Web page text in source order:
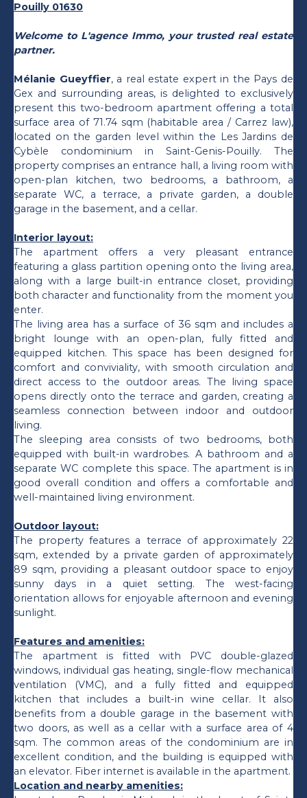
Pouilly 01630
Welcome to L'agence Immo, your trusted real estate
partner.
Mélanie Gueyffier, a real estate expert in the Pays de
Gex and surrounding areas, is delighted to exclusively
present this two-bedroom apartment offering a total
surface area of 71.74 sqm (habitable area / Carrez law),
located on the garden level within the Les Jardins de
Cybèle condominium in Saint-Genis-Pouilly. The
property comprises an entrance hall, a living room with
open-plan kitchen, two bedrooms, a bathroom, a
separate WC, a terrace, a private garden, a double
garage in the basement, and a cellar.
Interior layout:
The apartment offers a very pleasant entrance
featuring a glass partition opening onto the living area,
along with a large built-in entrance closet, providing
both character and functionality from the moment you
enter.
The living area has a surface of 36 sqm and includes a
bright lounge with an open-plan, fully fitted and
equipped kitchen. This space has been designed for
comfort and conviviality, with smooth circulation and
direct access to the outdoor areas. The living space
opens directly onto the terrace and garden, creating a
seamless connection between indoor and outdoor
living.
The sleeping area consists of two bedrooms, both
equipped with built-in wardrobes. A bathroom and a
separate WC complete this space. The apartment is in
good overall condition and offers a comfortable and
well-maintained living environment.
Outdoor layout:
The property features a terrace of approximately 22
sqm, extended by a private garden of approximately
89 sqm, providing a pleasant outdoor space to enjoy
sunny days in a quiet setting. The west-facing
orientation allows for enjoyable afternoon and evening
sunlight.
Features and amenities:
The apartment is fitted with PVC double-glazed
windows, individual gas heating, single-flow mechanical
ventilation (VMC), and a fully fitted and equipped
kitchen that includes a built-in wine cellar. It also
benefits from a double garage in the basement with
two doors, as well as a cellar with a surface area of 4
sqm. The common areas of the condominium are in
excellent condition, and the building is equipped with
an elevator. Fiber internet is available in the apartment.
Location and nearby amenities: